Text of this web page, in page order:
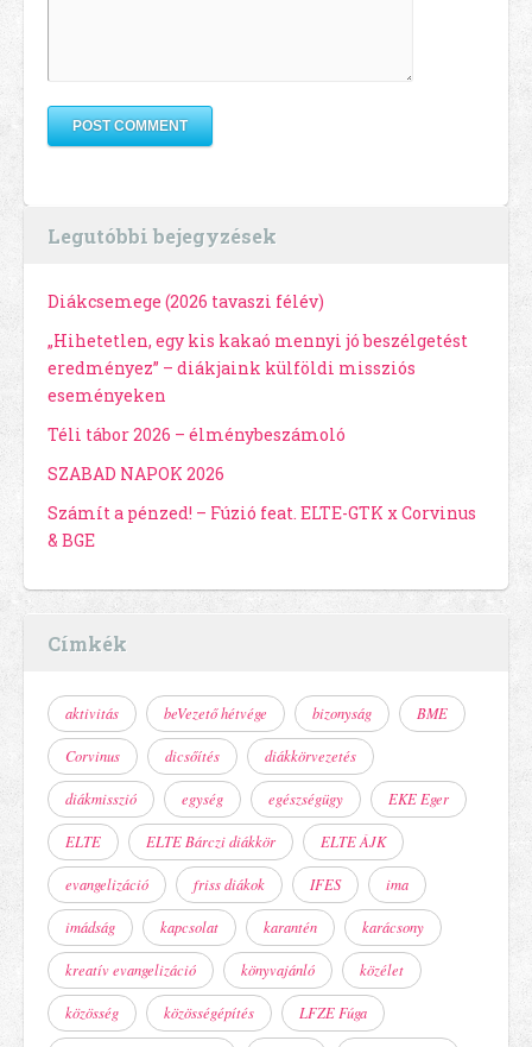
Legutóbbi bejegyzések
Diákcsemege (2026 tavaszi félév)
„Hihetetlen, egy kis kakaó mennyi jó beszélgetést
eredményez” – diákjaink külföldi missziós
eseményeken
Téli tábor 2026 – élménybeszámoló
SZABAD NAPOK 2026
Számít a pénzed! – Fúzió feat. ELTE-GTK x Corvinus
& BGE
Címkék
aktivitás beVezető hétvége bizonyság BME
Corvinus dicsőítés diákkörvezetés
diákmisszió egység egészségügy EKE Eger
ELTE ELTE Bárczi diákkör ELTE ÁJK
evangelizáció friss diákok IFES ima
imádság kapcsolat karantén karácsony
kreatív evangelizáció könyvajánló közélet
közösség közösségépítés LFZE Fúga